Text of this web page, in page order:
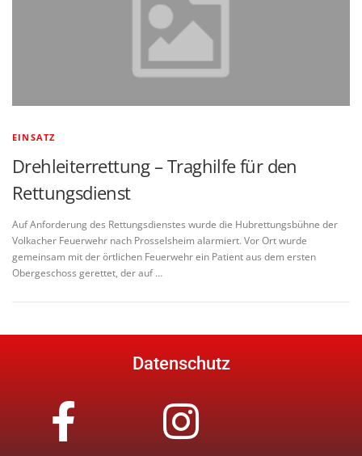
EINSATZ
Drehleiterrettung – Traghilfe für den
Rettungsdienst
Auf Anforderung des Rettungsdienstes wurde die Hubrettungsbühne der
Volkacher Feuerwehr nach Prosselsheim alarmiert. Vor Ort wurde
gemeinsam mit der örtlichen Feuerwehr ein Patient aus dem ersten
Obergeschoss gerettet, der auf …
Datenschutz